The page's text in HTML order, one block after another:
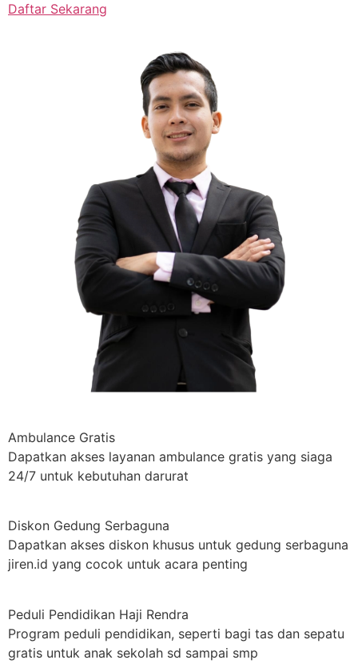
Daftar Sekarang
Ambulance Gratis
Dapatkan akses layanan ambulance gratis yang siaga
24/7 untuk kebutuhan darurat
Diskon Gedung Serbaguna
Dapatkan akses diskon khusus untuk gedung serbaguna
jiren.id yang cocok untuk acara penting
Peduli Pendidikan Haji Rendra
Program peduli pendidikan, seperti bagi tas dan sepatu
gratis untuk anak sekolah sd sampai smp